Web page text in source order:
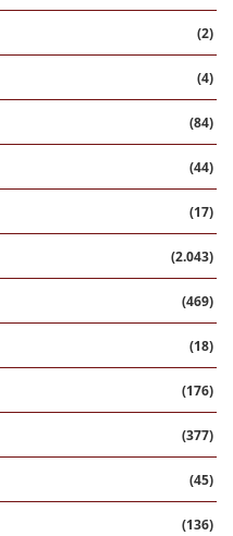
(2)
(4)
(84)
(44)
(17)
(2.043)
(469)
(18)
(176)
(377)
(45)
(136)